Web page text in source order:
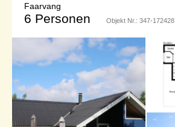
Faarvang
6 Personen Objekt Nr.: 347-172428